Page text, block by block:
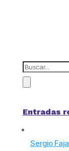
Entradas
Sergio